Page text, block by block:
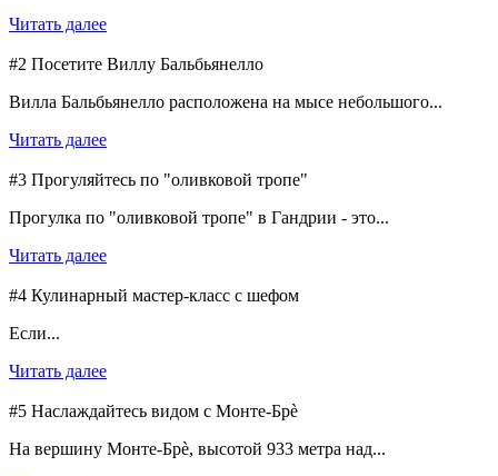
Читать далее
#2 Посетите Виллу Бальбьянелло
Вилла Бальбьянелло расположена на мысе небольшого...
Читать далее
#3 Прогуляйтесь по "оливковой тропе"
Прогулка по "оливковой тропе" в Гандрии - это...
Читать далее
#4 Кулинарный мастер-класс с шефом
Если...
Читать далее
#5 Наслаждайтесь видом с Монте-Брè
На вершину Монте-Брè, высотой 933 метра над...